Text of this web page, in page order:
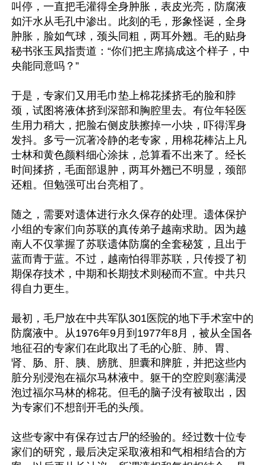
叫停，一直把毛灌得全身肿胀，表皮光亮，防腐液
如汗水从毛孔中渗出。此刻的毛，形象怪诞，全身
肿胀，脸如气球，颈头同粗，两耳外翘。毛的贴身
秘书张玉凤指责道：“你们把主席搞成这个样子，中
央能同意吗？”
于是，专家们又用毛巾垫上棉花揉挤毛的脸和脖
颈，试图将液体挤到深部和胸腔里去。有位年轻医
生用力稍大，把脸右侧皮肤擦掉一小块，吓得浑身
发抖。多亏一沉著冷静的老专家，用棉花棒沾上凡
士林和黄色颜料细心涂抹，总算看不出来了。经长
时间揉挤，毛面部退肿，两耳外翘已不明显，颈部
还粗。但勉强可出台亮相了。
随之，需要对遗体进行永久保存的处理。遗体保护
小组的专家们向苏联的真传弟子越南求助。因为越
南人不仅掌握了苏联遗体防腐的全套秘笈，且出于
蓝而青于蓝。不过，越南怕得罪苏联，只传授了初
期保存技术，中期和长期技术则秘而不宣。中共只
得自力更生。
最初，毛尸放在中共军队301医院的地下手术室中的
防腐液中。从1976年9月到1977年8月，被从全国各
地征召的专家们在此取出了毛的心脏、肺、胃、
肾、肠、肝、胰、膀胱、胆囊和脾脏，并把这些内
脏分别浸泡在福尔马林液中。躯干的空腔则塞满浸
泡过福尔马林的棉花。但毛的脑子没有被取出，因
为专家们不想剖开毛的头颅。
这些专家中有保存过古尸的经验的。经过数十位专
家们的研究，最后决定采取液相和气相相结合的方